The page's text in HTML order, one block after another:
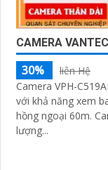
CAMERA
30%
liên Hệ
Camera VPH-
với khả năng xem
hồng ngoại 60m. Camera này có thiết kế thân kim loại, chất
lượng...